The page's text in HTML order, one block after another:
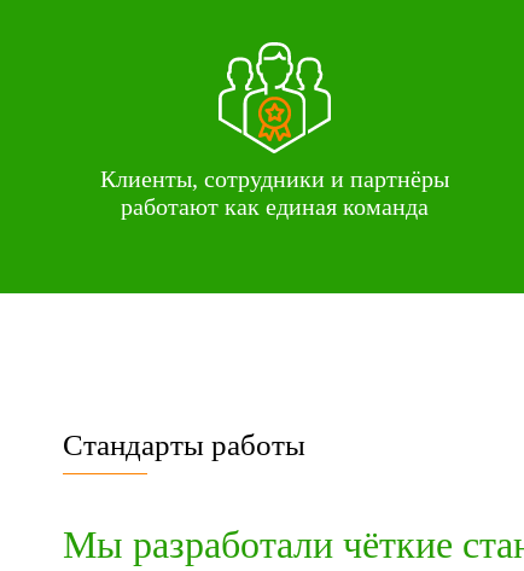
Клиенты, сотрудники и партнёры
работают как единая команда
Стандарты работы
Мы разработали чёткие